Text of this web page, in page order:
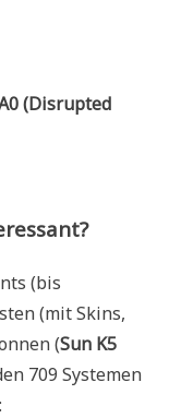
(Disrupted
(bis
(mit Skins,
(Sun K5
709 Systemen